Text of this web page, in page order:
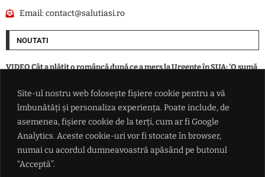
Site-ul nostru web folosește fișiere cookie pentru a vă
îmbunătăți și personaliza experiența. Poate include, de
asemenea, fișiere cookie de la terți, cum ar fi Google
Analytics. Aceste cookie-uri vor fi stocate în browser,
numai cu acordul dumneavoastră apăsând pe butonul
“Acceptă”.
Email:contact@salutiasi.ro
NOUTATI
VIDEO Cât a plătit o româncă după ce a mers la Urgențe în SUA: 'O sumă
Rradar de securitate instalat la aeroportul din Leipzig, după incidentul
cu drona încărcată cu explozibil
SUA alocă 3 miliarde de dolari pentru minerale critice. Finanțare
pentru o mină de scandiu din Australia